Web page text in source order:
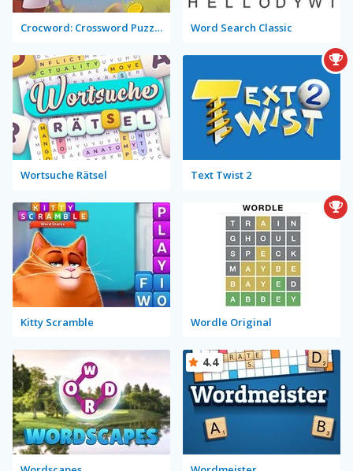
Crocword: Crossword Puzzle Game Word Search Classic
Wortsuche Rätsel Text Twist 2
Kitty Scramble Wordle Original
4.4